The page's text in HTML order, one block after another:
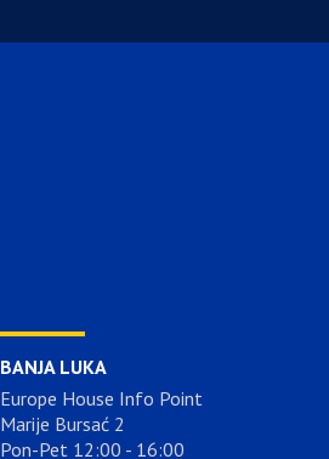
BANJA LUKA
Europe House Info Point
Marije Bursać 2
Pon-Pet 12:00 - 16:00